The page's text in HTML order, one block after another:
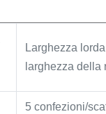
Larghezza
larghezza della
5 confezioni/